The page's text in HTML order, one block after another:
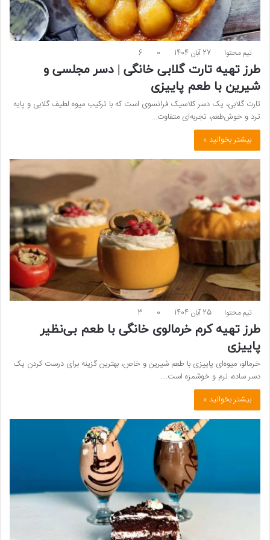
تیم محتوا 27 آبان 1404 0
6
طرز تهیه تارت گلابی خانگی | دسر مجلسی و
شیرین با طعم پاییزی
تارت گلابی، یک دسر کلاسیک فرانسوی است که با ترکیب میوه لطیف گلابی و پایه
ترد و خوش‌طعم، تجربه‌ای متفاوت…
بیشتر بخوانید »
تیم محتوا 25 آبان 1404 0
3
طرز تهیه کرم خرمالوی خانگی با طعم بی‌نظیر
پاییزی
خرمالو، میوه‌ای پاییزی با طعم شیرین و خاص، بهترین گزینه برای درست کردن یک
دسر ساده، نرم و خوشمزه است.…
بیشتر بخوانید »